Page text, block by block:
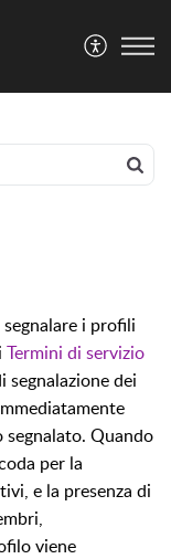
i profili
Termini di servizio
segnalazione dei
segnalato. Quando
per la
e la presenza di
viene